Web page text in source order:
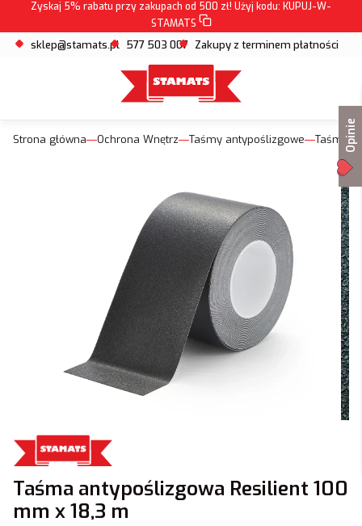
Zyskaj 5% rabatu przy zakupach od 500 zł! Użyj kodu: KUPUJ-W-
STAMATS
sklep@stamats.pl 577 503 007 Zakupy z terminem płatności
Strona główna Ochrona Wnętrz Taśmy antypoślizgowe Taśmy
Taśma antypoślizgowa Resilient 100
mm x 18,3 m
Opinie